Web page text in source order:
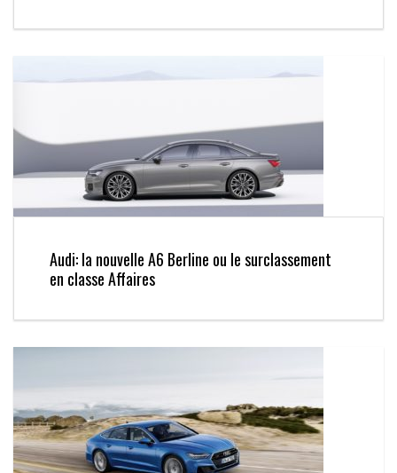
Audi: la nouvelle A6 Berline ou le surclassement
en classe Affaires